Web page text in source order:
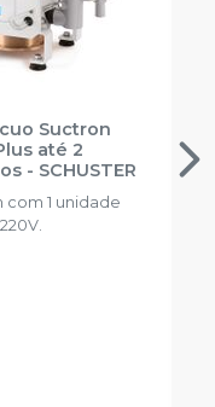
Suctron
até 2
- SCHUSTER
com 1 unidade